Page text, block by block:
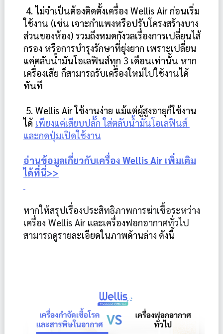
ใช้งาน (เช่น เจาะกำแพงหรือปรับโครงสร้างบาง
ส่วนของห้อง) รวมถึงหมดกังวลเรื่องการเปลี่ยนไส้
กรอง หรือการบำรุงรักษาที่ยุ่งยาก เพราะเปลี่ยน
แค่ตลับน้ำมันโอเลฟินส์ทุก 3 เดือนเท่านั้น หาก
เครื่องเสีย ก็สามารถรับเครื่องใหม่ไปใช้งานได้
ทันที
ได้ เพียงแค่เสียบปลั๊ก ใส่ตลับน้ำมันโอเลฟินส์
และกดปุ่มเปิดใช้งาน
อ่านข้อมูลเกี่ยวกับเครื่อง Wellis Air เพิ่มเติม
ได้ที่นี่>>
หากให้สรุปเรื่องประสิทธิภาพการฆ่าเชื้อระหว่าง
เครื่อง Wellis Air และเครื่องฟอกอากาศทั่วไป
สามารถดูรายละเอียดในภาพด้านล่าง ดังนี้